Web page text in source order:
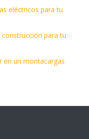
eléctricos para tu
para tu
en un montacargas